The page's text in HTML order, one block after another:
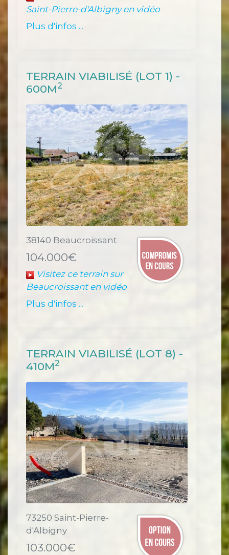
Saint-Pierre-d'Albigny en vidéo
Plus d'infos ...
TERRAIN VIABILISÉ (LOT 1) -
600M2
38140 Beaucroissant
104.000€
Visitez ce terrain sur
Beaucroissant en vidéo
Plus d'infos ...
TERRAIN VIABILISÉ (LOT 8) -
410M2
73250 Saint-Pierre-
d'Albigny
103.000€